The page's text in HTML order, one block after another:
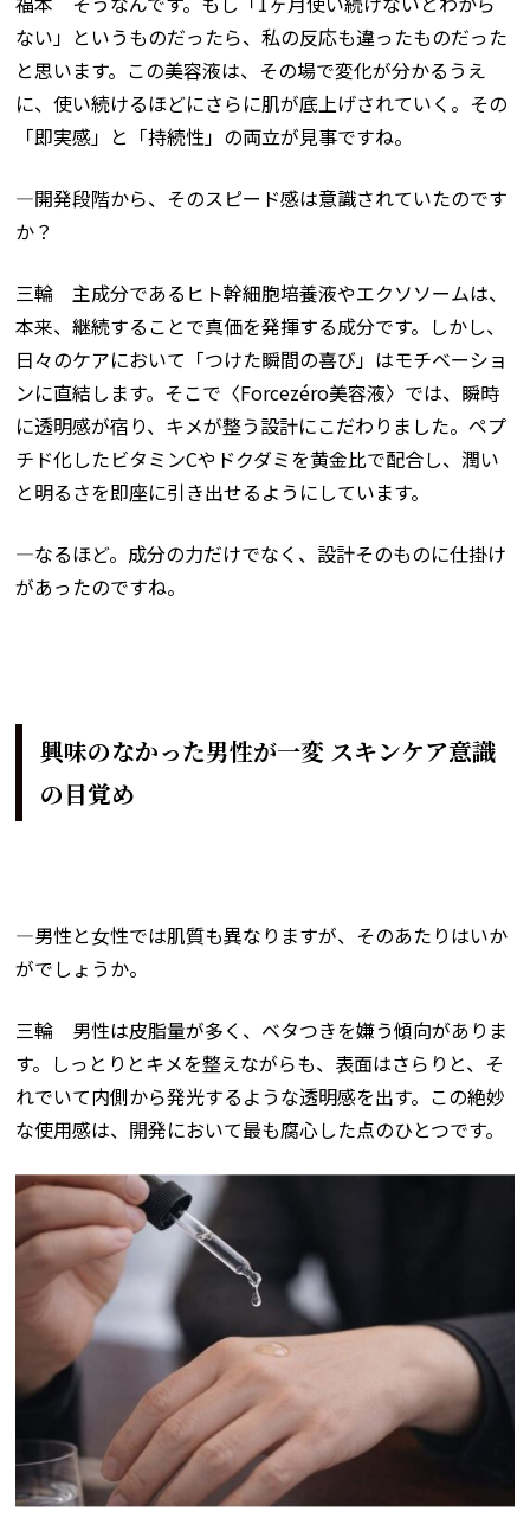
ない」というものだったら、私の反応も違ったものだった
と思います。この美容液は、その場で変化が分かるうえ
に、使い続けるほどにさらに肌が底上げされていく。その
「即実感」と「持続性」の両立が見事ですね。
―開発段階から、そのスピード感は意識されていたのです
か？
三輪 主成分であるヒト幹細胞培養液やエクソソームは、
本来、継続することで真価を発揮する成分です。しかし、
日々のケアにおいて「つけた瞬間の喜び」はモチベーショ
ンに直結します。そこで〈Forcezéro美容液〉では、瞬時
に透明感が宿り、キメが整う設計にこだわりました。ペプ
チド化したビタミンCやドクダミを黄金比で配合し、潤い
と明るさを即座に引き出せるようにしています。
―なるほど。成分の力だけでなく、設計そのものに仕掛け
があったのですね。
興味のなかった男性が一変 スキンケア意識
の目覚め
―男性と女性では肌質も異なりますが、そのあたりはいか
がでしょうか。
三輪 男性は皮脂量が多く、ベタつきを嫌う傾向がありま
す。しっとりとキメを整えながらも、表面はさらりと、そ
れでいて内側から発光するような透明感を出す。この絶妙
な使用感は、開発において最も腐心した点のひとつです。